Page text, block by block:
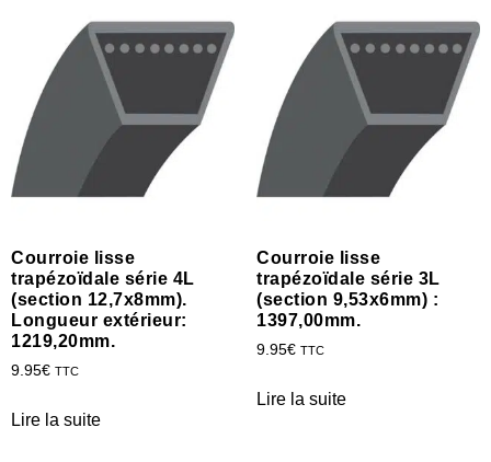
Courroie lisse
trapézoïdale série 4L
(section 12,7x8mm).
Longueur extérieur:
1219,20mm.
9.95€ TTC
Lire la suite
Courroie lisse
trapézoïdale série 3L
(section 9,53x6mm) :
1397,00mm.
9.95€ TTC
Lire la suite